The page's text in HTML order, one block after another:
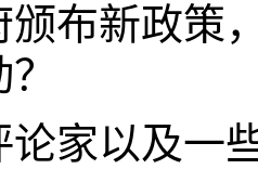
颁布新政策
论家以及一